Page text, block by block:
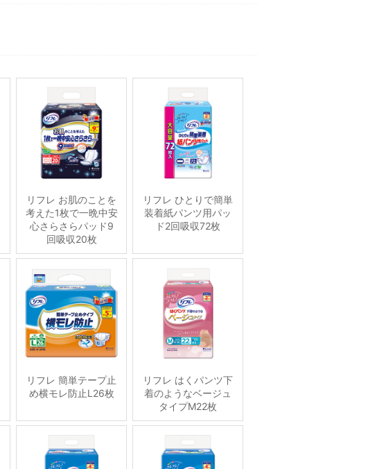
リフレ お肌のことを
考えた1枚で一晩中安
心さらさらパッド9
回吸収20枚
リフレ ひとりで簡単
装着紙パンツ用パッ
ド2回吸収72枚
リフレ 簡単テープ止
め横モレ防止L26枚
リフレ はくパンツ下
着のようなベージュ
タイプM22枚